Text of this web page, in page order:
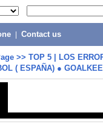
Contact us
>> TOP 5 | LOS
( ESPAÑA) ●